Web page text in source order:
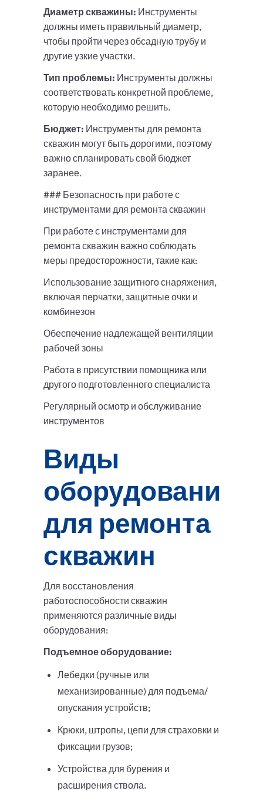
Диаметр скважины: Инструменты
должны иметь правильный диаметр,
чтобы пройти через обсадную трубу и
другие узкие участки.
Тип проблемы: Инструменты должны
соответствовать конкретной проблеме,
которую необходимо решить.
Бюджет: Инструменты для ремонта
скважин могут быть дорогими, поэтому
важно спланировать свой бюджет
заранее.
### Безопасность при работе с
инструментами для ремонта скважин
При работе с инструментами для
ремонта скважин важно соблюдать
меры предосторожности, такие как:
Использование защитного снаряжения,
включая перчатки, защитные очки и
комбинезон
Обеспечение надлежащей вентиляции
рабочей зоны
Работа в присутствии помощника или
другого подготовленного специалиста
Регулярный осмотр и обслуживание
инструментов
Виды
оборудования
для ремонта
скважин
Для восстановления
работоспособности скважин
применяются различные виды
оборудования:
Подъемное оборудование:
Лебедки (ручные или
механизированные) для подъема/
опускания устройств;
Крюки, штропы, цепи для страховки и
фиксации грузов;
Устройства для бурения и
расширения ствола.